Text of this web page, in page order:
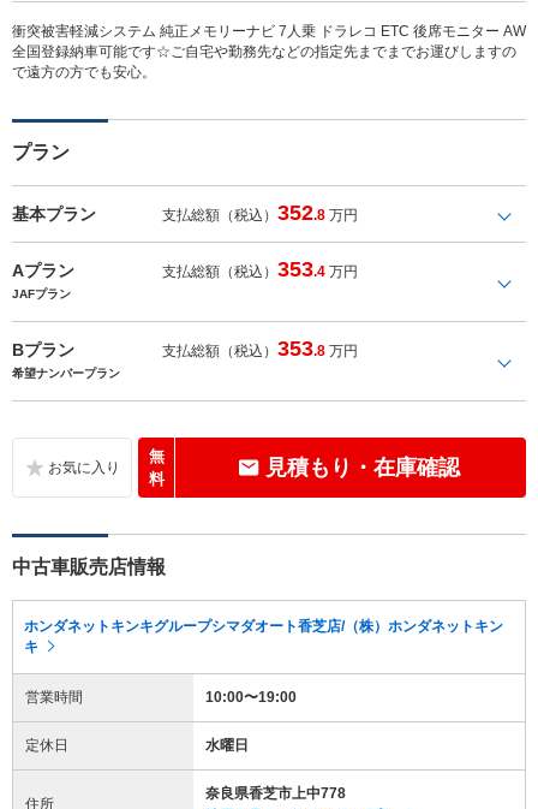
衝突被害軽減システム 純正メモリーナビ 7人乗 ドラレコ ETC 後席モニター AW
全国登録納車可能です☆ご自宅や勤務先などの指定先までまでお運びしますの
で遠方の方でも安心。
プラン
基本プラン 支払総額（税込）352.8 万円
Aプラン 支払総額（税込）353.4 万円
JAFプラン
Bプラン 支払総額（税込）353.8 万円
希望ナンバープラン
無
料
見積もり・在庫確認
中古車販売店情報
ホンダネットキンキグループシマダオート香芝店/（株）ホンダネットキン
キ
営業時間 10:00〜19:00
定休日 水曜日
住所
奈良県香芝市上中778